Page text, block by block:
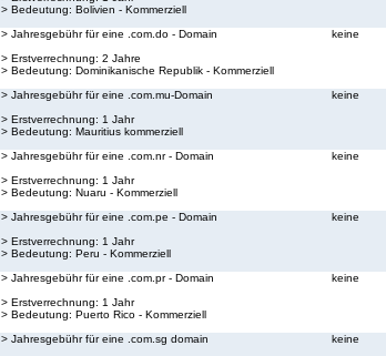
> Bedeutung: Bolivien - Kommerziell
> Jahresgebühr für eine .com.do - Domain
> Erstverrechnung: 2 Jahre
> Bedeutung: Dominikanische Republik - Kommerziell
keine
> Jahresgebühr für eine .com.mu-Domain
> Erstverrechnung: 1 Jahr
> Bedeutung: Mauritius kommerziell
keine
> Jahresgebühr für eine .com.nr - Domain
> Erstverrechnung: 1 Jahr
> Bedeutung: Nuaru - Kommerziell
keine
> Jahresgebühr für eine .com.pe - Domain
> Erstverrechnung: 1 Jahr
> Bedeutung: Peru - Kommerziell
keine
> Jahresgebühr für eine .com.pr - Domain
> Erstverrechnung: 1 Jahr
> Bedeutung: Puerto Rico - Kommerziell
keine
> Jahresgebühr für eine .com.sg domain
keine